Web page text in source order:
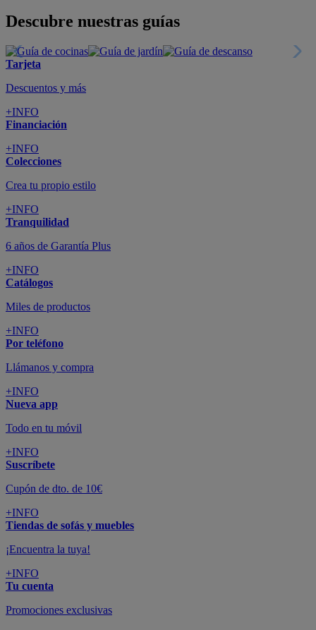
Todo en tu móvil
Suscríbete
Tiendas de sofás y muebles
+INFO
+INFO
+INFO
Grandes marcas de muebles, sofás,
colchones y electrodomésticos
SUSCRÍBETE A LA NEWSLETTER
y consigue
SUSCRIBIRME
SÍGUENOS EN
CONFORAMA
GUÍA DE COMPRA